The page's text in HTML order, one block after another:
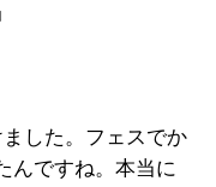
した。フェスでか
んですね。本当に